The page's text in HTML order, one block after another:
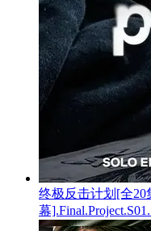
终极反击计划[全20
幕